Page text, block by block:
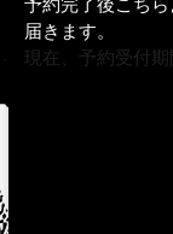
届きます。
現在、予約受付期